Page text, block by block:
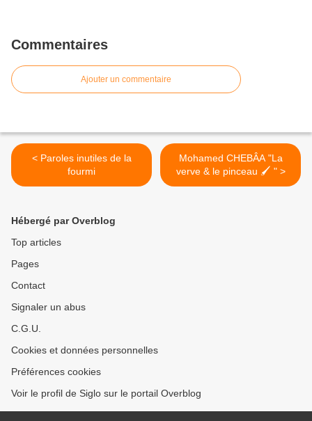
Commentaires
Ajouter un commentaire
< Paroles inutiles de la
fourmi
Mohamed CHEBÂA "La
verve & le pinceau 🖌 " >
Hébergé par Overblog
Top articles
Pages
Contact
Signaler un abus
C.G.U.
Cookies et données personnelles
Préférences cookies
Voir le profil de Siglo sur le portail Overblog